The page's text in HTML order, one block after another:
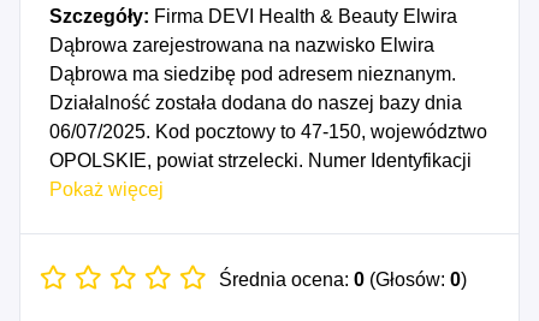
Szczegóły: Firma DEVI Health & Beauty Elwira
Dąbrowa zarejestrowana na nazwisko Elwira
Dąbrowa ma siedzibę pod adresem nieznanym.
Działalność została dodana do naszej bazy dnia
06/07/2025. Kod pocztowy to 47-150, województwo
OPOLSKIE, powiat strzelecki. Numer Identyfikacji
Podatkowej NIP to 7561689385, a numer
rozpoczęcia działalności gospodarczej przypada
Pokaż więcej
Średnia ocena: 0 (Głosów: 0)